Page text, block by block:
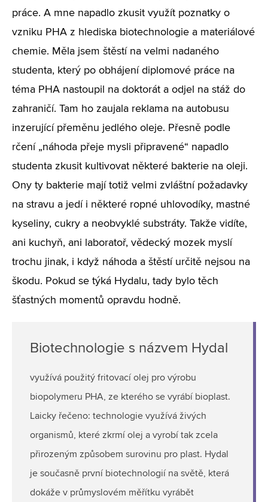
práce. A mne napadlo zkusit využít poznatky o
vzniku PHA z hlediska biotechnologie a materiálové
chemie. Měla jsem štěstí na velmi nadaného
studenta, který po obhájení diplomové práce na
téma PHA nastoupil na doktorát a odjel na stáž do
zahraničí. Tam ho zaujala reklama na autobusu
inzerující přeměnu jedlého oleje. Přesně podle
rčení „náhoda přeje mysli připravené“ napadlo
studenta zkusit kultivovat některé bakterie na oleji.
Ony ty bakterie mají totiž velmi zvláštní požadavky
na stravu a jedí i některé ropné uhlovodíky, mastné
kyseliny, cukry a neobvyklé substráty. Takže vidíte,
ani kuchyň, ani laboratoř, vědecký mozek myslí
trochu jinak, i když náhoda a štěstí určitě nejsou na
škodu. Pokud se týká Hydalu, tady bylo těch
šťastných momentů opravdu hodně.
Biotechnologie s názvem Hydal
využívá použitý fritovací olej pro výrobu
biopolymeru PHA, ze kterého se vyrábí bioplast.
Laicky řečeno: technologie využívá živých
organismů, které zkrmí olej a vyrobí tak zcela
přirozeným způsobem surovinu pro plast. Hydal
je současně první biotechnologií na světě, která
dokáže v průmyslovém měřítku vyrábět